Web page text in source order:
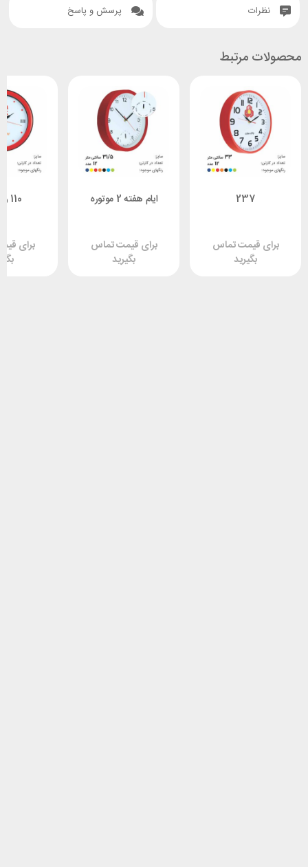
نظرات پرسش و پاسخ
محصولات مرتبط
237
برای قیمت تماس
بگیرید
ایام هفته 2 موتوره
برای قیمت تماس
بگیرید
110 رنگی 2
برای